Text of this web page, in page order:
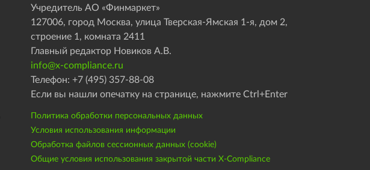
Учредитель АО «Финмаркет»
127006, город Москва, улица Тверская-Ямская 1-я, дом 2,
строение 1, комната 2411
Главный редактор Новиков А.В.
info@x-compliance.ru
Телефон: +7 (495) 357-88-08
Если вы нашли опечатку на странице, нажмите Ctrl+Enter
Политика обработки персональных данных
Условия использования информации
Обработка файлов сессионных данных (cookie)
Общие условия использования закрытой части X-Compliance